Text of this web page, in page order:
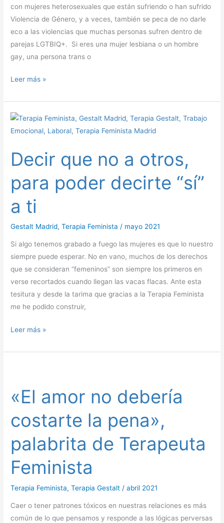
con mujeres heterosexuales que están sufriendo o han sufrido
Violencia de Género, y a veces, también se peca de no darle
eco a las violencias que muchas personas sufren dentro de
parejas LGTBIQ+. Si eres una mujer lesbiana o un hombre
gay, una persona trans o
de
ella)
Leer más »
Decir que no a otros,
para poder decirte “sí”
a ti
Gestalt Madrid,Terapia Feminista / mayo 2021
Si algo tenemos grabado a fuego las mujeres es que lo nuestro
siempre puede esperar. No en vano, muchos de los derechos
que se consideran “femeninos” son siempre los primeros en
verse recortados cuando llegan las vacas flacas. Ante esta
tesitura y desde la tarima que gracias a la Terapia Feminista
me he podido construir,
Decir
que
a
otros,
para
poder
decirte
a
ti
Leer más »
«El amor no debería
costarte la pena»,
palabrita de Terapeuta
Feminista
Terapia Feminista,Terapia Gestalt /abril 2021
Caer o tener patrones tóxicos en nuestras relaciones es más
común de lo que pensamos y responde a las lógicas perversas
no
debería
costarte
pena»,
palabrita
de
Feminista